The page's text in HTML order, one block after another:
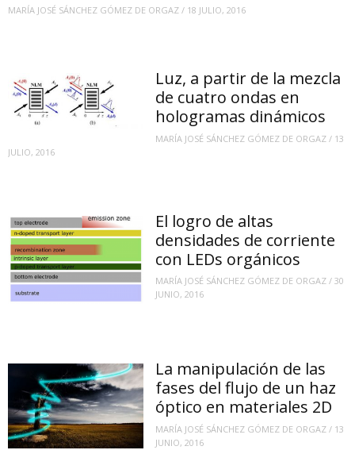
MARÍA JOSÉ SÁNCHEZ GÓMEZ DE ORGAZ / 18 JULIO, 2016
Luz, a partir de la mezcla
de cuatro ondas en
hologramas dinámicos
MARÍA JOSÉ SÁNCHEZ GÓMEZ DE ORGAZ / 13
JULIO, 2016
El logro de altas
densidades de corriente
con LEDs orgánicos
MARÍA JOSÉ SÁNCHEZ GÓMEZ DE ORGAZ /30
JUNIO, 2016
La manipulación de las
fases del flujo de un haz
óptico en materiales 2D
MARÍA JOSÉ SÁNCHEZ GÓMEZ DE ORGAZ / 13
JUNIO, 2016